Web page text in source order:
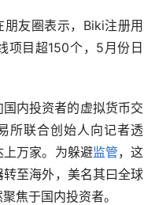
友圈表示，Biki注册用
项目超150个，5月份日
内投资者的虚拟货币交
所联合创始人向记者透
万家。为躲避监管，这
至海外，美名其曰全球
焦于国内投资者。